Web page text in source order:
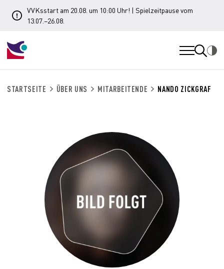
VVKsstart am 20.08. um 10:00 Uhr! | Spielzeitpause vom
13.07.–26.08.
STARTSEITE ÜBER UNS MITARBEITENDE NANDO ZICKGRAF